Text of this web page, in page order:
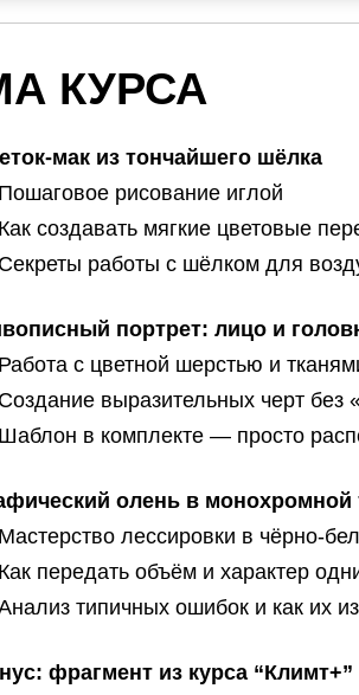
КУРСА
мак из тончайшего шёлка
рисование иглой
создавать мягкие цветовые
работы с шёлком для
портрет: лицо и
с цветной шерстью и
выразительных черт без
в комплекте — просто
олень в монохромной
лессировки в чёрно-
передать объём и характер
типичных ошибок и как их
фрагмент из курса “Климт+”